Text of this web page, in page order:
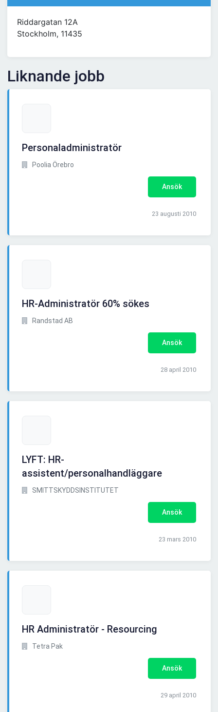
Riddargatan 12A
Stockholm, 11435
Liknande jobb
Personaladministratör
Poolia Örebro
Ansök
23 augusti 2010
HR-Administratör 60% sökes
Randstad AB
Ansök
28 april 2010
LYFT: HR-
assistent/personalhandläggare
SMITTSKYDDSINSTITUTET
Ansök
23 mars 2010
HR Administratör - Resourcing
Tetra Pak
Ansök
29 april 2010